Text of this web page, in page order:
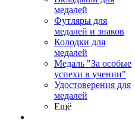
медалей
Футляры для
медалей и знаков
Колодки для
медалей
Медаль "За особые
успехи в учении"
Удостоверения для
медалей
Ещё